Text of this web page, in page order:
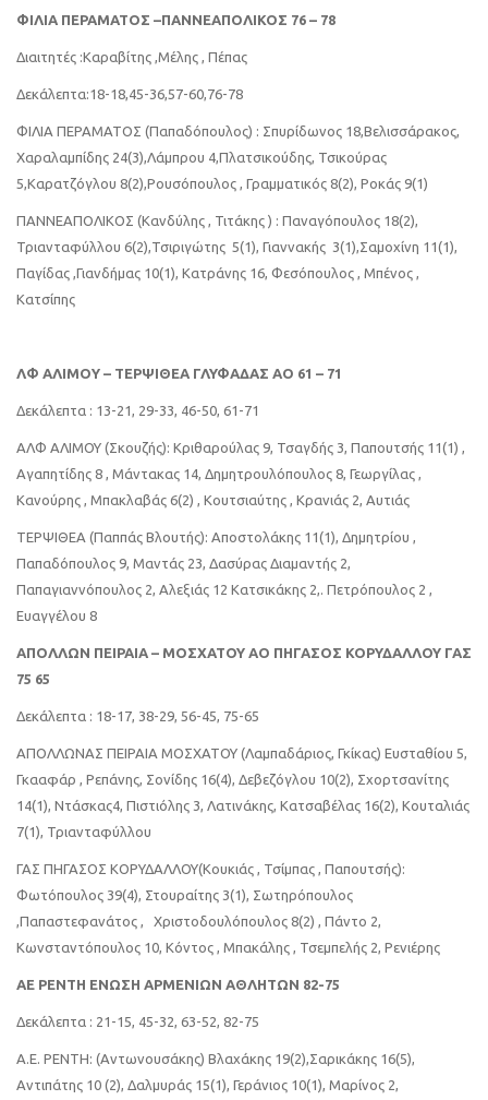
ΦΙΛΙΑ ΠΕΡΑΜΑΤΟΣ –ΠΑΝΝΕΑΠΟΛΙΚΟΣ 76 – 78
Διαιτητές :Καραβίτης ,Μέλης , Πέπας
Δεκάλεπτα:18-18,45-36,57-60,76-78
ΦΙΛΙΑ ΠΕΡΑΜΑΤΟΣ (Παπαδόπουλος) : Σπυρίδωνος 18,Βελισσάρακος,
Χαραλαμπίδης 24(3),Λάμπρου 4,Πλατσικούδης, Τσικούρας
5,Καρατζόγλου 8(2),Ρουσόπουλος , Γραμματικός 8(2), Ροκάς 9(1)
ΠΑΝΝΕΑΠΟΛΙΚΟΣ (Κανδύλης , Τιτάκης ) : Παναγόπουλος 18(2),
Τριανταφύλλου 6(2),Τσιριγώτης 5(1), Γιαννακής 3(1),Σαμοχίνη 11(1),
Παγίδας ,Γιανδήμας 10(1), Κατράνης 16, Φεσόπουλος , Μπένος ,
Κατσίπης
ΛΦ ΑΛΙΜΟY – ΤΕΡΨΙΘΕΑ ΓΛΥΦΑΔΑΣ ΑΟ 61 – 71
Δεκάλεπτα : 13-21, 29-33, 46-50, 61-71
ΑΛΦ ΑΛΙΜΟΥ (Σκουζής): Κριθαρούλας 9, Τσαγδής 3, Παπουτσής 11(1) ,
Αγαπητίδης 8 , Μάντακας 14, Δημητρουλόπουλος 8, Γεωργίλας ,
Κανούρης , Μπακλαβάς 6(2) , Κουτσιαύτης , Κρανιάς 2, Αυτιάς
ΤΕΡΨΙΘΕΑ (Παππάς Βλουτής): Αποστολάκης 11(1), Δημητρίου ,
Παπαδόπουλος 9, Μαντάς 23, Δασύρας Διαμαντής 2,
Παπαγιαννόπουλος 2, Αλεξιάς 12 Κατσικάκης 2,. Πετρόπουλος 2 ,
Ευαγγέλου 8
ΑΠΟΛΛΩΝ ΠΕΙΡΑΙΑ – ΜΟΣΧΑΤΟΥ ΑΟ ΠΗΓΑΣΟΣ ΚΟΡΥΔΑΛΛΟΥ ΓΑΣ
75 65
Δεκάλεπτα : 18-17, 38-29, 56-45, 75-65
ΑΠΟΛΛΩΝΑΣ ΠΕΙΡΑΙΑ ΜΟΣΧΑΤΟΥ (Λαμπαδάριος, Γκίκας) Ευσταθίου 5,
Γκααφάρ , Ρεπάνης, Σονίδης 16(4), Δεβεζόγλου 10(2), Σχορτσανίτης
14(1), Ντάσκας4, Πιστιόλης 3, Λατινάκης, Κατσαβέλας 16(2), Κουταλιάς
7(1), Τριανταφύλλου
ΓΑΣ ΠΗΓΑΣΟΣ ΚΟΡΥΔΑΛΛΟΥ(Κουκιάς , Τσίμπας , Παπουτσής):
Φωτόπουλος 39(4), Στουραίτης 3(1), Σωτηρόπουλος
,Παπαστεφανάτος , Χριστοδουλόπουλος 8(2) , Πάντο 2,
Κωνσταντόπουλος 10, Κόντος , Μπακάλης , Τσεμπελής 2, Ρενιέρης
AΕ ΡΕΝΤΗ ΕΝΩΣΗ ΑΡΜΕΝΙΩΝ ΑΘΛΗΤΩΝ 82-75
Δεκάλεπτα : 21-15, 45-32, 63-52, 82-75
Α.Ε. ΡΕΝΤΗ: (Αντωνουσάκης) Βλαχάκης 19(2),Σαρικάκης 16(5),
Αντιπάτης 10 (2), Δαλμυράς 15(1), Γεράνιος 10(1), Μαρίνος 2,